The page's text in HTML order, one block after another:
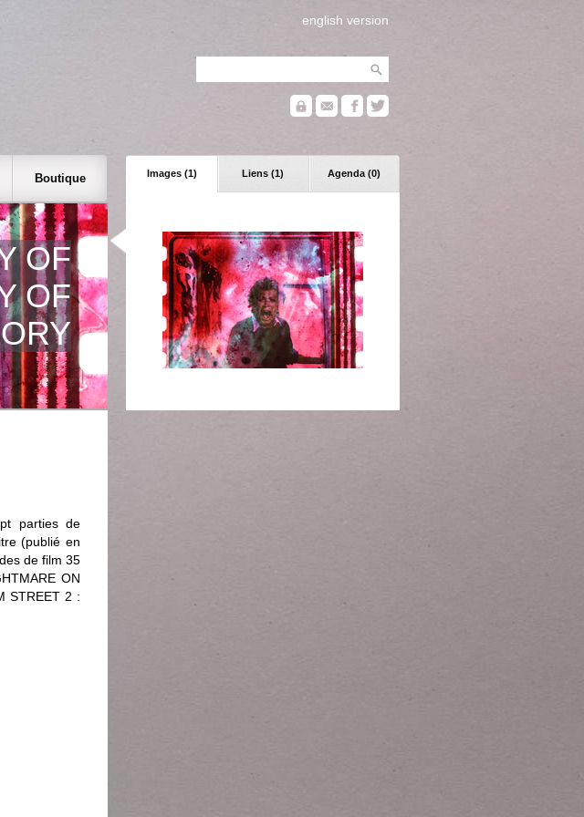
english version
Images (1) Liens (1) Agenda (0)
Boutique
OF
OF
parties de
(publié en
de film 35
ON
STREET 2 :